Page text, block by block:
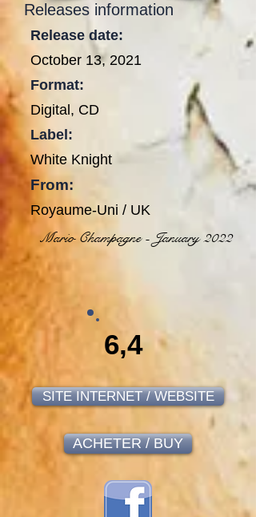
Releases information
Release date:
October 13, 2021
Format:
Digital, CD
Label:
White Knight
From:
Royaume-Uni / UK
Mario Champagne - January 2022
6,4
SITE INTERNET / WEBSITE
ACHETER / BUY